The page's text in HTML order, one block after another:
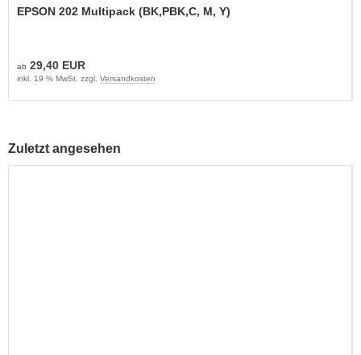
EPSON 202 Multipack (BK,PBK,C, M, Y)
ab 29,40 EUR
inkl. 19 % MwSt. zzgl. Versandkosten
Zuletzt angesehen